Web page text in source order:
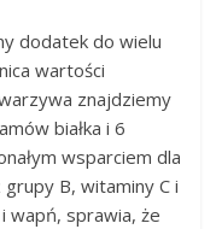
dodatek do wielu
wartości
znajdziemy
białka i 6
wsparciem dla
B, witaminy C i
wapń, sprawia, że